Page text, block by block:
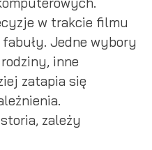
w trakcie filmu
Jedne wybory
inne
zatapia się
zależy